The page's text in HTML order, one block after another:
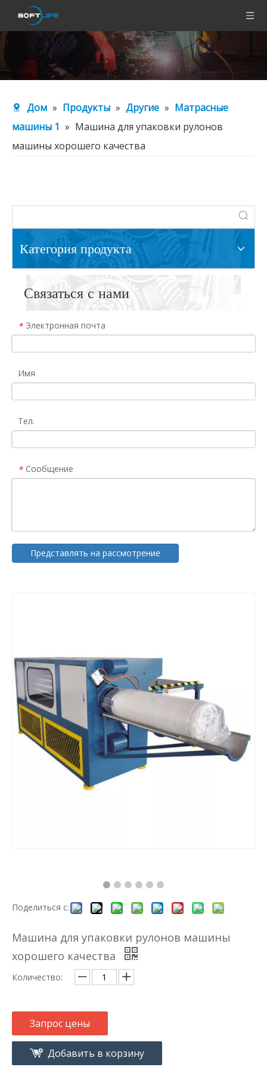
Дом » Продукты » Другие » Матрасные
машины 1 » Машина для упаковки рулонов
машины хорошего качества
Категория продукта
Связаться с нами
* Электронная почта
Имя
Тел.
* Сообщение
Представлять на рассмотрение
Поделиться с:
Машина для упаковки рулонов машины
хорошего качества
Количество:
Запрос цены
Добавить в корзину